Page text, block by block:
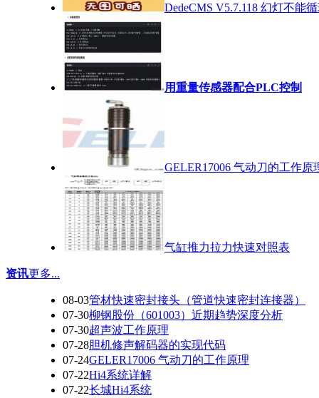
DedeCMS V5.7.118 幻灯不能
用重量传感器配合PLC控制
GELER17006 气动刀的工作原
气缸推力拉力快速对照表
资讯更多...
08-03管材快速密封接头（管道快速密封连接器）
07-30柳钢股份（601003）近期趋势深度分析
07-30超声波工作原理
07-28胆机修声解码器的实现代码
07-24GELER17006 气动刀的工作原理
07-22Hi4系统详解
07-22长城Hi4系统